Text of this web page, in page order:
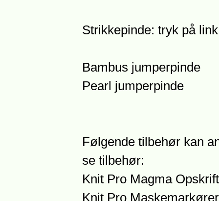
Strikkepinde: tryk på
Bambus jumperpinde
Pearl jumperpinde
Følgende tilbehør kan
se tilbehør:
Knit Pro Magma
Knit Pro Maskemarkører